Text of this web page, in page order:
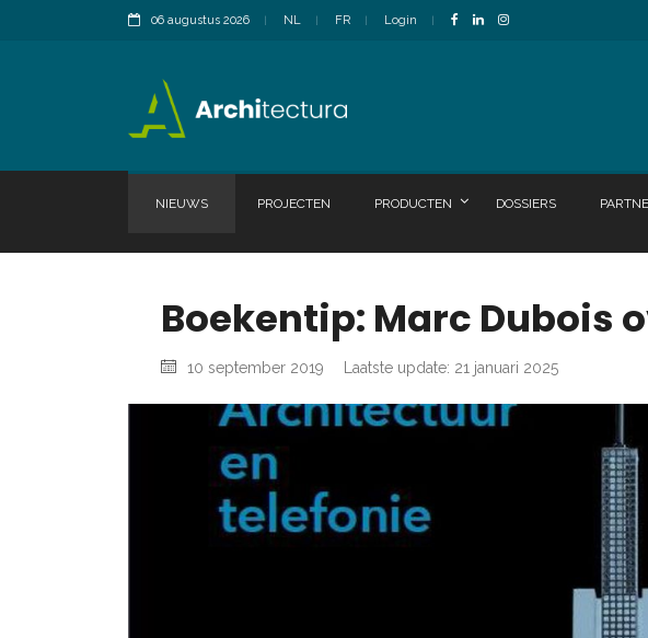
06 augustus 2026 NL FR Login
NIEUWS PROJECTEN PRODUCTEN DOSSIERS
Boekentip: Marc Dubois
10 september 2019 Laatste update: 21 januari 2025